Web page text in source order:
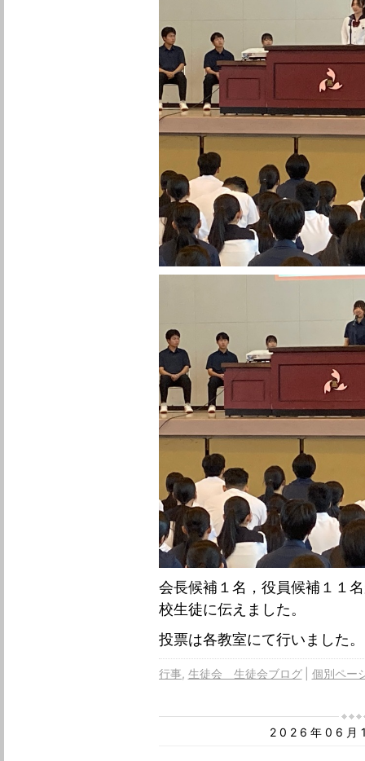
会長候補１名，役員候補１１
校生徒に伝えました。
投票は各教室にて行いました。
行事 生徒会 生徒会ブログ 個別ペー
2026年06月